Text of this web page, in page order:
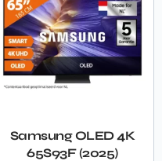
Samsung OLED 4K
65S93F (2025)